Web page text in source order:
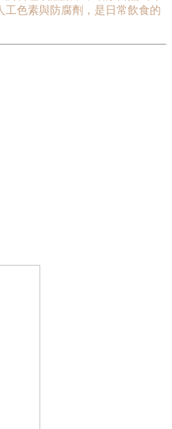
工色素與防腐劑，是日常飲食的